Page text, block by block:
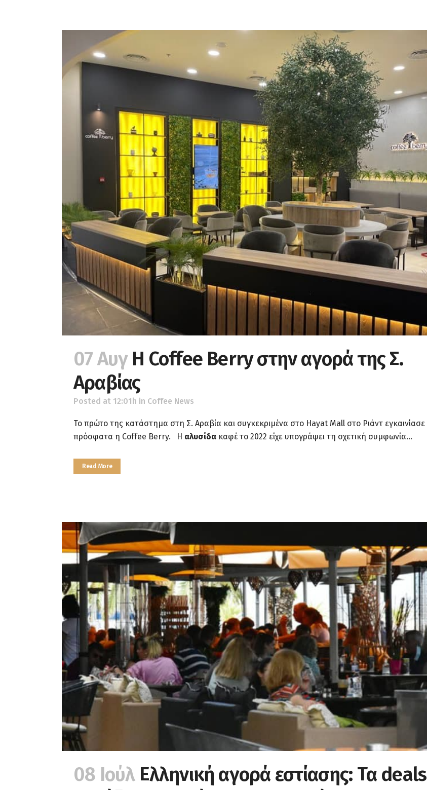
07 Αυγ H Coffee Berry στην αγορά της Σ.
Αραβίας
Posted at 12:01h in Coffee News
Το πρώτο της κατάστημα στη Σ. Αραβία και συγκεκριμένα στο Hayat Mall στο Ριάντ εγκαινίασε
πρόσφατα η Coffee Berry. Η αλυσίδα καφέ το 2022 είχε υπογράψει τη σχετική συμφωνία...
Read More
08 Ιούλ Ελληνική αγορά εστίασης: Τα deals